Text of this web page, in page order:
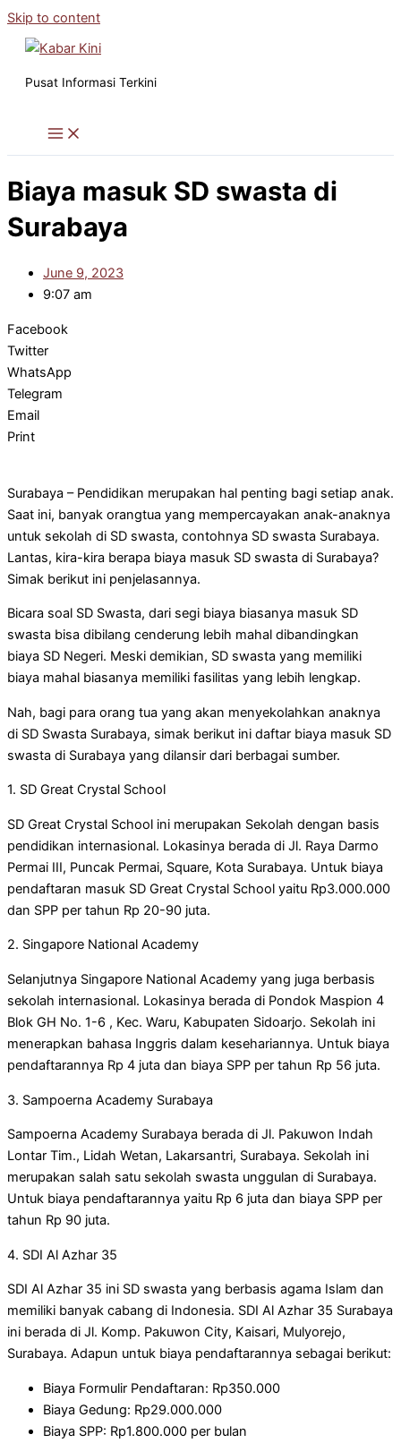
Skip to content
Pusat Informasi Terkini
Biaya masuk SD swasta di
Surabaya
June 9, 2023
9:07 am
Facebook
Twitter
WhatsApp
Telegram
Email
Print
Surabaya – Pendidikan merupakan hal penting bagi setiap anak.
Saat ini, banyak orangtua yang mempercayakan anak-anaknya
untuk sekolah di SD swasta, contohnya SD swasta Surabaya.
Lantas, kira-kira berapa biaya masuk SD swasta di Surabaya?
Simak berikut ini penjelasannya.
Bicara soal SD Swasta, dari segi biaya biasanya masuk SD
swasta bisa dibilang cenderung lebih mahal dibandingkan
biaya SD Negeri. Meski demikian, SD swasta yang memiliki
biaya mahal biasanya memiliki fasilitas yang lebih lengkap.
Nah, bagi para orang tua yang akan menyekolahkan anaknya
di SD Swasta Surabaya, simak berikut ini daftar biaya masuk SD
swasta di Surabaya yang dilansir dari berbagai sumber.
1. SD Great Crystal School
SD Great Crystal School ini merupakan Sekolah dengan basis
pendidikan internasional. Lokasinya berada di Jl. Raya Darmo
Permai III, Puncak Permai, Square, Kota Surabaya. Untuk biaya
pendaftaran masuk SD Great Crystal School yaitu Rp3.000.000
dan SPP per tahun Rp 20-90 juta.
2. Singapore National Academy
Selanjutnya Singapore National Academy yang juga berbasis
sekolah internasional. Lokasinya berada di Pondok Maspion 4
Blok GH No. 1-6 , Kec. Waru, Kabupaten Sidoarjo. Sekolah ini
menerapkan bahasa Inggris dalam kesehariannya. Untuk biaya
pendaftarannya Rp 4 juta dan biaya SPP per tahun Rp 56 juta.
3. Sampoerna Academy Surabaya
Sampoerna Academy Surabaya berada di Jl. Pakuwon Indah
Lontar Tim., Lidah Wetan, Lakarsantri, Surabaya. Sekolah ini
merupakan salah satu sekolah swasta unggulan di Surabaya.
Untuk biaya pendaftarannya yaitu Rp 6 juta dan biaya SPP per
tahun Rp 90 juta.
4. SDI Al Azhar 35
SDI Al Azhar 35 ini SD swasta yang berbasis agama Islam dan
memiliki banyak cabang di Indonesia. SDI Al Azhar 35 Surabaya
ini berada di Jl. Komp. Pakuwon City, Kaisari, Mulyorejo,
Surabaya. Adapun untuk biaya pendaftarannya sebagai berikut:
Biaya Formulir Pendaftaran: Rp350.000
Biaya Gedung: Rp29.000.000
Biaya SPP: Rp1.800.000 per bulan